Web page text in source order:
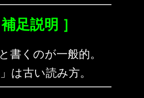
補足説明 ］
書くのが一般的。
は古い読み方。